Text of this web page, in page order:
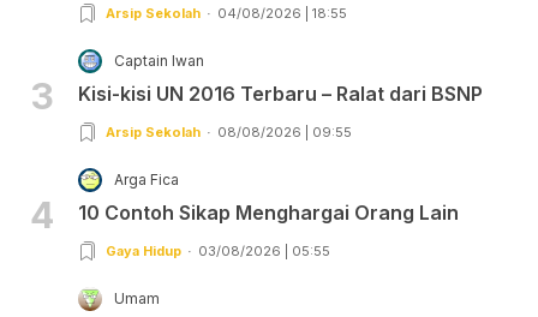
Arsip Sekolah 04/08/2026 | 18:55
3
Captain Iwan
Kisi-kisi UN 2016 Terbaru – Ralat dari BSNP
Arsip Sekolah 08/08/2026 | 09:55
4
Arga Fica
10 Contoh Sikap Menghargai Orang Lain
Gaya Hidup 03/08/2026 | 05:55
Umam